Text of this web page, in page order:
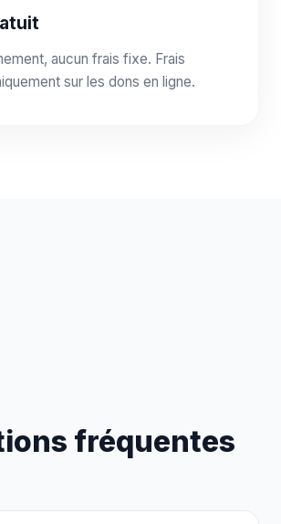
aucun frais fixe. Frais
sur les dons en ligne.
fréquentes